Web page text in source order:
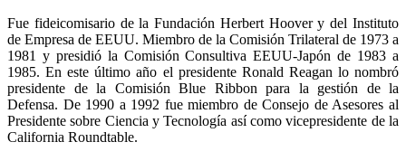
Fue fideicomisario de la Fundación Herbert Hoover y del Instituto
de Empresa de EEUU. Miembro de la Comisión Trilateral de 1973 a
1981 y presidió la Comisión Consultiva EEUU-Japón de 1983 a
1985. En este último año el presidente Ronald Reagan lo nombró
presidente de la Comisión Blue Ribbon para la gestión de la
Defensa. De 1990 a 1992 fue miembro de Consejo de Asesores al
Presidente sobre Ciencia y Tecnología así como vicepresidente de la
California Roundtable.